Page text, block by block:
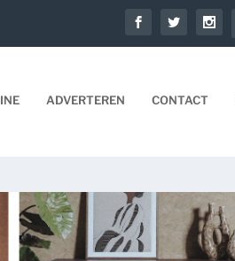
ADVERTEREN CONTACT